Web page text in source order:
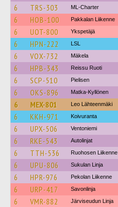
6 TRS-303 ML-Charter
6 HOB-100 Pakkalan Liikenne
6 UOT-800 Ykspetäjä
6 HPN-222 LSL
6 VOX-732 Mäkela
6 HPB-343 Reissu Ruoti
6 SCP-510 Pielisen
6 OKS-896 Matka-Kyllönen
6 MEX-801 Leo Lähteenmäki
6 KKH-971 Koivuranta
6 UPX-506 Ventoniemi
6 RKE-543 Autolinjat
6 TTH-536 Ruohosen Liikenne
6 UPU-806 Sukulan Linja
6 HPR-976 Pekolan Liikenne
6 URP-417 Savonlinja
6 VMR-882 Järviseudun Linja